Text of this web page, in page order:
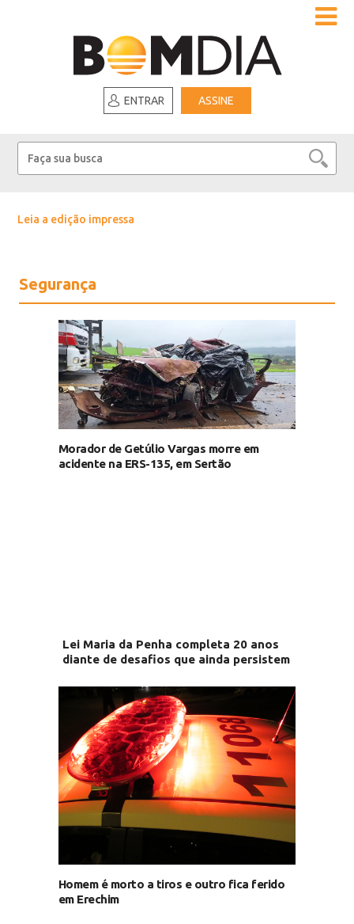
ENTRAR ASSINE
Leia a edição impressa
Segurança
Morador de Getúlio Vargas morre em
acidente na ERS-135, em Sertão
Lei Maria da Penha completa 20 anos
diante de desafios que ainda persistem
Homem é morto a tiros e outro fica ferido
em Erechim